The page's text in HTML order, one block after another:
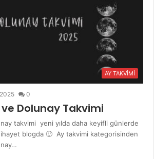
AY TAKVİMİ
0
Dolunay Takvimi
takvimi yeni yılda daha keyifli günlerde
blogda 🙂 Ay takvimi kategorisinden